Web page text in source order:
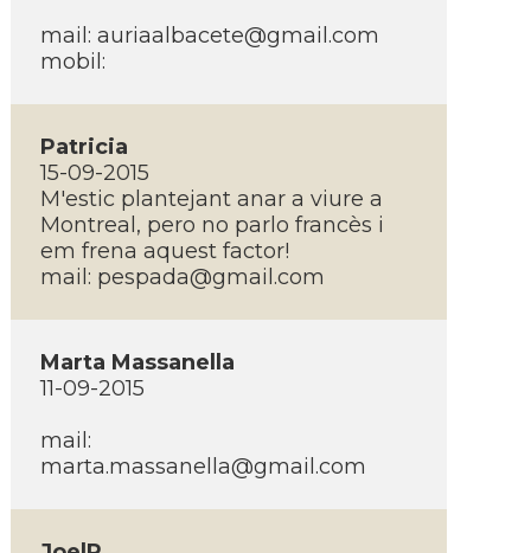
mail: auriaalbacete@gmail.com
mobil:
Patricia
15-09-2015
M'estic plantejant anar a viure a
Montreal, pero no parlo francès i
em frena aquest factor!
mail: pespada@gmail.com
Marta Massanella
11-09-2015
mail:
marta.massanella@gmail.com